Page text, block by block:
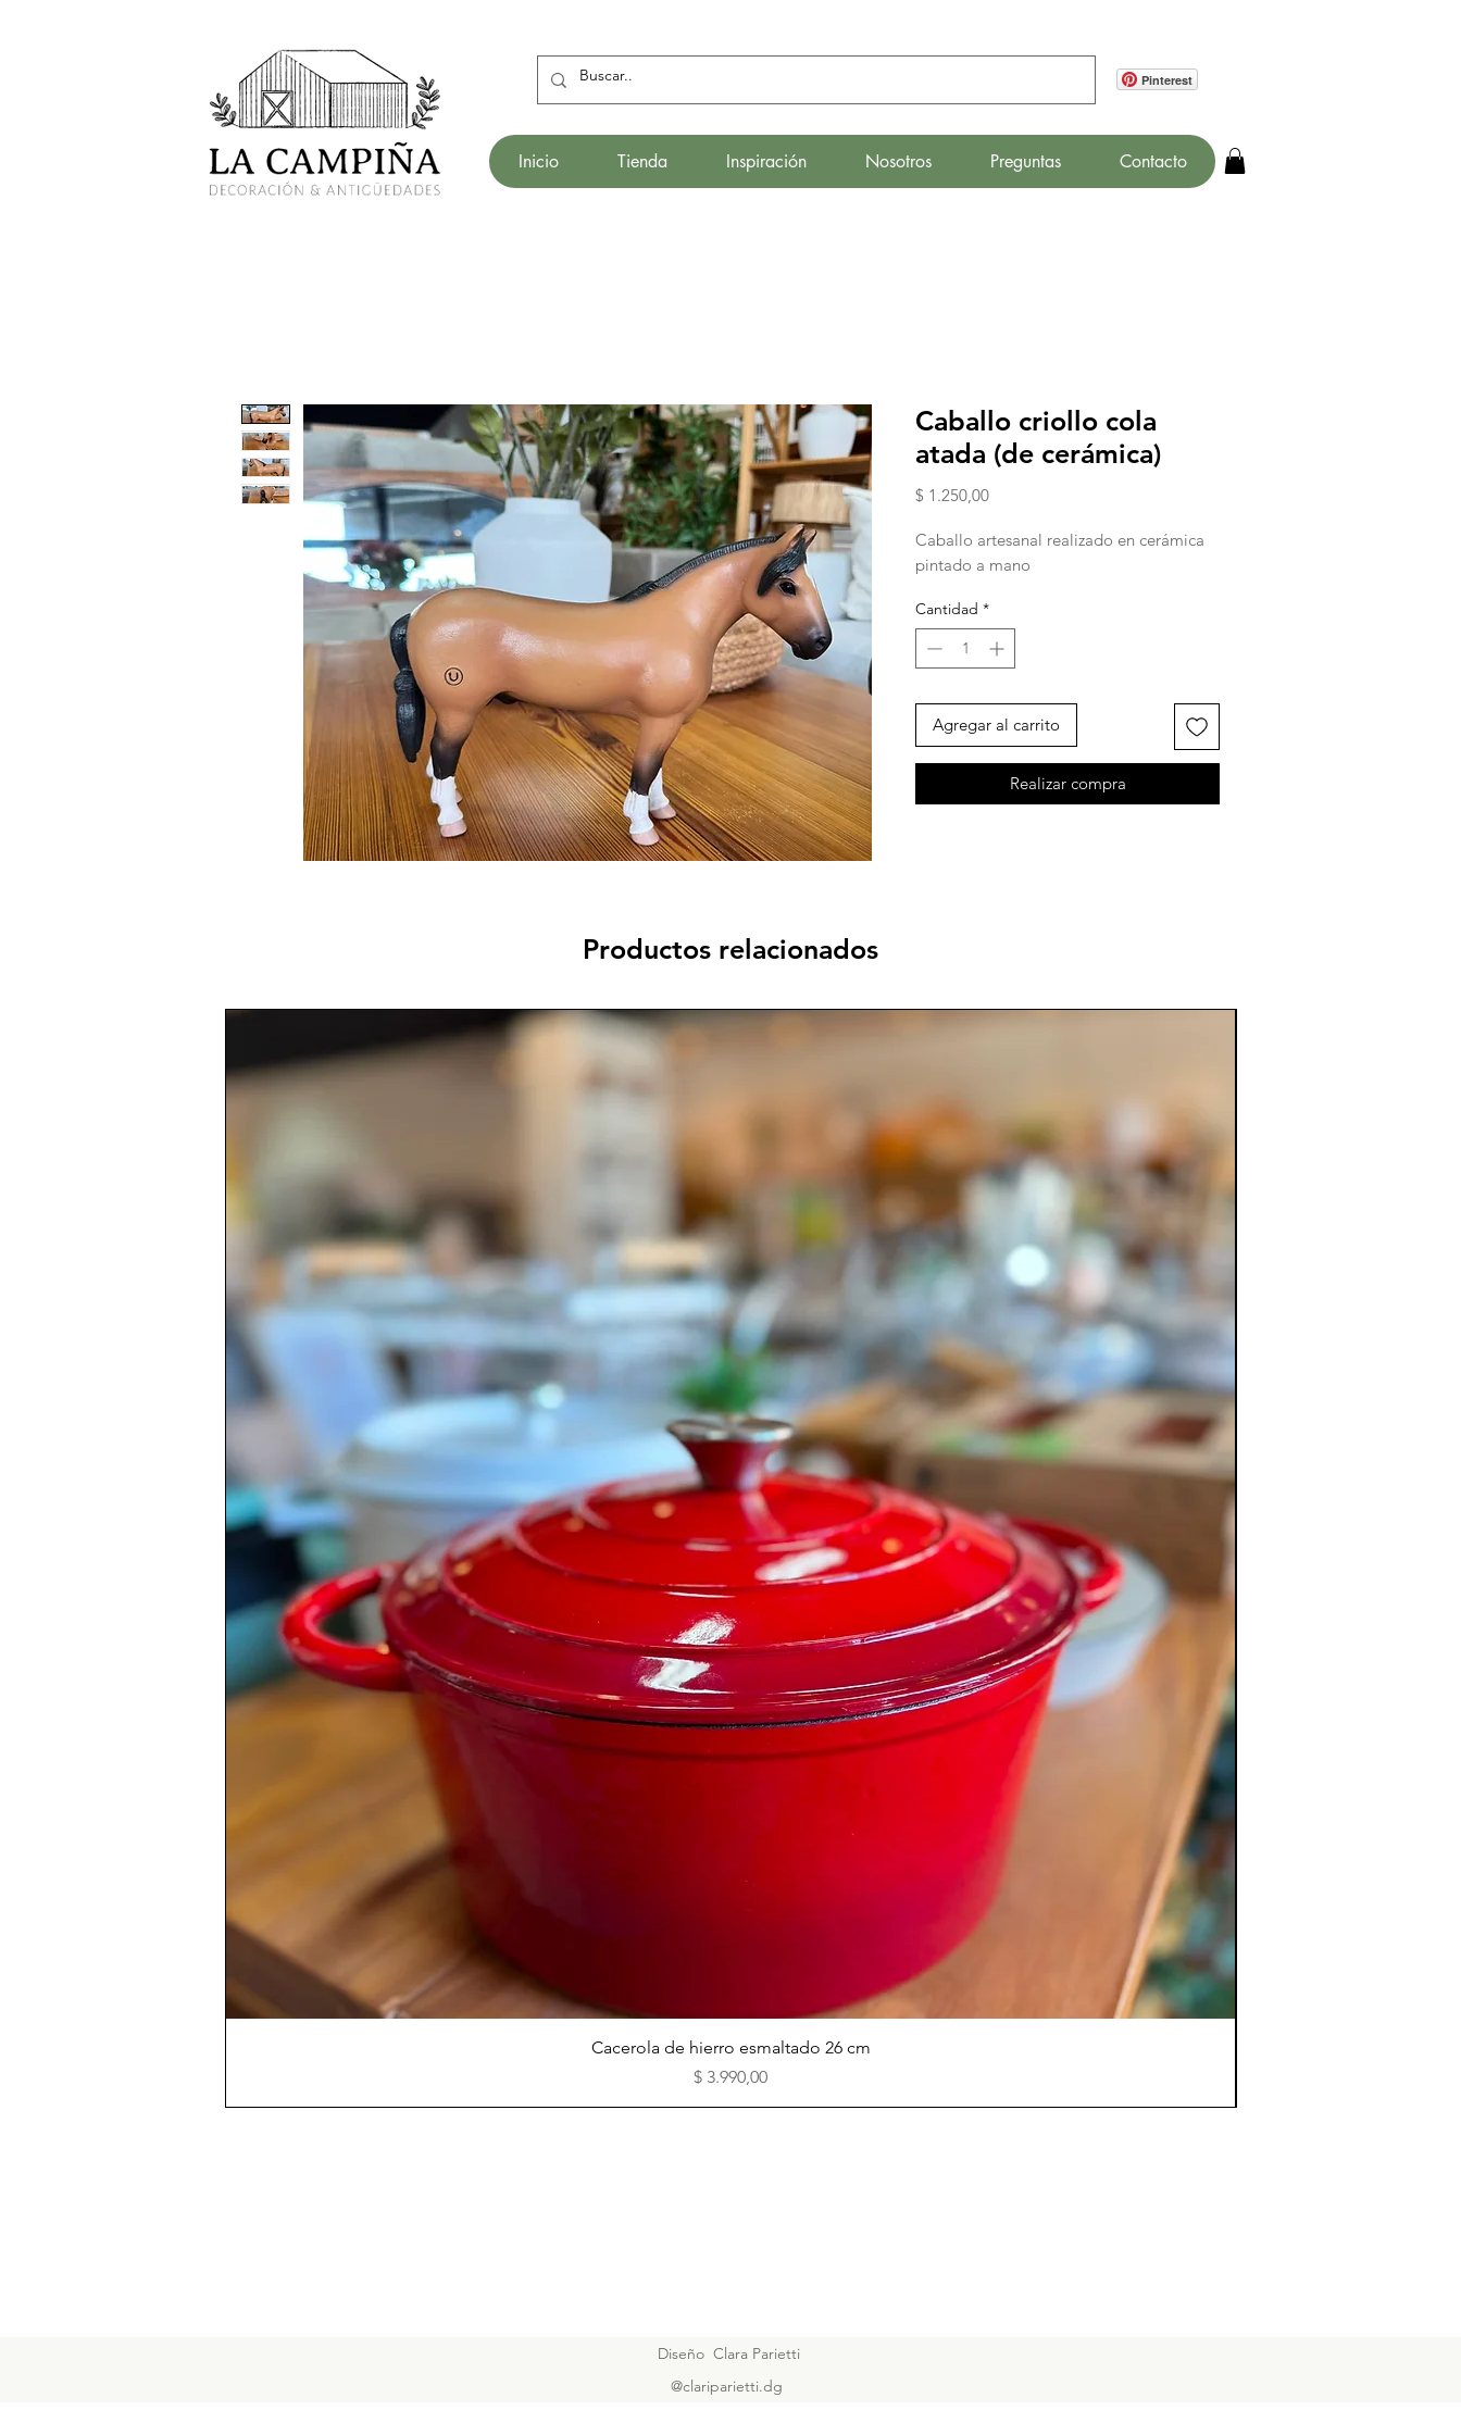
Pinterest
Inicio Tienda Inspiración Nosotros Preguntas Contacto
Caballo criollo cola
atada (de cerámica)
$ 1.250,00Precio
Caballo artesanal realizado en cerámica
pintado a mano
Cantidad *
Agregar al carrito
Realizar compra
Productos relacionados
Vista rápida
Cacerola de hierro esmaltado 26 cm
Precio
$ 3.990,00
Diseño Clara Parietti
@clariparietti.dg